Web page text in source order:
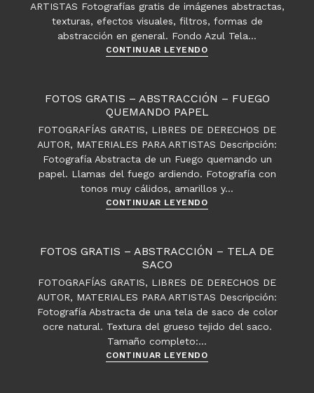
ARTISTAS Fotografías gratis de imágenes abstractas,
texturas, efectos visuales, filtros, formas de
abstracción en general. Fondo Azul Tela…
CONTINUAR LEYENDOFotos
Abstracción
FOTOS GRATIS – ABSTRACCIÓN – FUEGO
QUEMANDO PAPEL
FOTOGRAFÍAS GRATIS, LIBRES DE DERECHOS DE
AUTOR, MATERIALES PARA ARTISTAS Descripción:
Fotografía Abstracta de un Fuego quemando un
papel. Llamas del fuego ardiendo. Fotografía con
tonos muy cálidos, amarillos y…
CONTINUAR LEYENDOFotos
Abstracción
FOTOS GRATIS – ABSTRACCIÓN – TELA DE
SACO
FOTOGRAFÍAS GRATIS, LIBRES DE DERECHOS DE
AUTOR, MATERIALES PARA ARTISTAS Descripción:
Fotografía Abstracta de una tela de saco de color
ocre natural. Textura del grueso tejido del saco.
Tamaño completo:…
CONTINUAR LEYENDOFotos